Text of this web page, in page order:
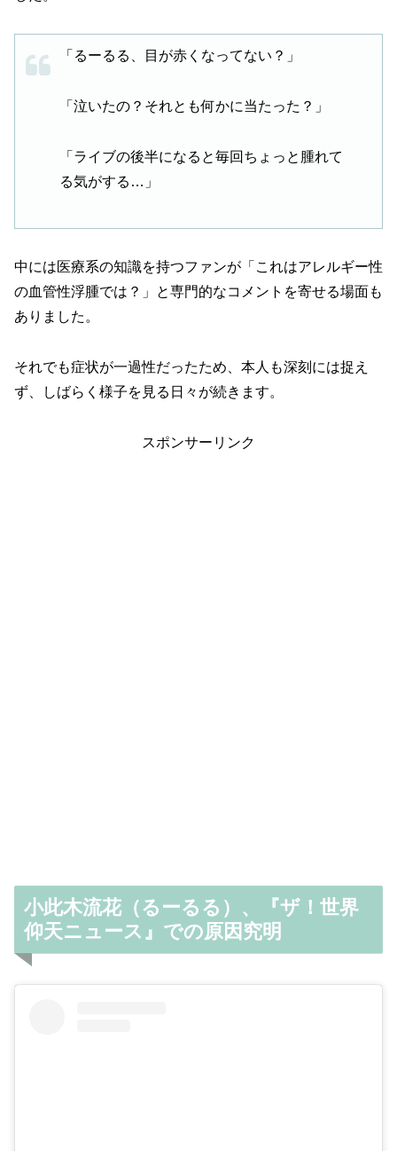
「るーるる、目が赤くなってない？」
「泣いたの？それとも何かに当たった？」
「ライブの後半になると毎回ちょっと腫れて
る気がする…」
中には医療系の知識を持つファンが「これはアレルギー性
の血管性浮腫では？」と専門的なコメントを寄せる場面も
ありました。
それでも症状が一過性だったため、本人も深刻には捉え
ず、しばらく様子を見る日々が続きます。
スポンサーリンク
小此木流花（るーるる）、『ザ！世界
仰天ニュース』での原因究明